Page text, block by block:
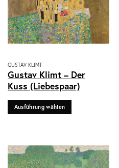
GUSTAV KLIMT
Gustav Klimt – Der
Kuss (Liebespaar)
Ausführung wählen
Dieses
Produkt
weist
Varianten
können
auf